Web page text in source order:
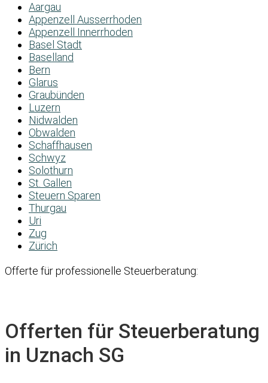
Aargau
Appenzell Ausserrhoden
Appenzell Innerrhoden
Basel Stadt
Baselland
Bern
Glarus
Graubünden
Luzern
Nidwalden
Obwalden
Schaffhausen
Schwyz
Solothurn
St. Gallen
Steuern Sparen
Thurgau
Uri
Zug
Zürich
Offerte für professionelle Steuerberatung:
Offerten für Steuerberatung
in Uznach SG